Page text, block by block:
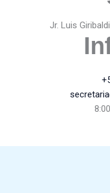
Jr. Luis